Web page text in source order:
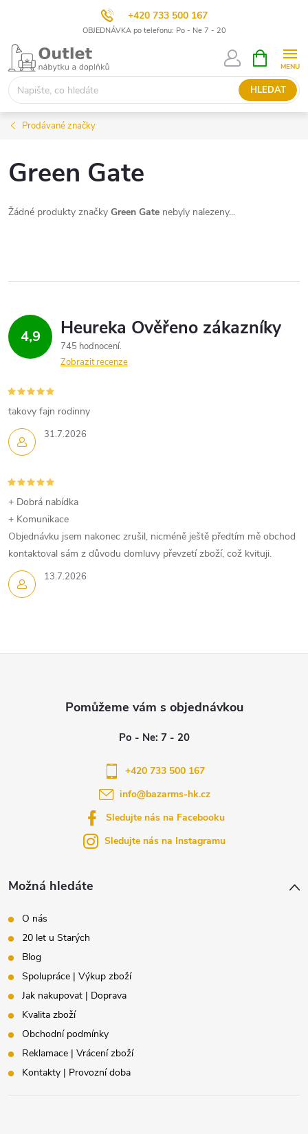
+420 733 500 167
OBJEDNÁVKA po telefonu: Po - Ne 7 - 20
Přejít
obsah
HLEDAT
NÁKUPNÍ
KOŠÍK
Prodávané značky
Green Gate
Žádné produkty značky Green Gate nebyly nalezeny...
4,9
745 hodnocení
Zobrazit recenze
31.7.2026
takovy fajn rodinny
13.7.2026
+ Dobrá nabídka
+ Komunikace
Objednávku jsem nakonec zrušil, nicméně ještě předtím mě obchod
kontaktoval sám z důvodu domluvy převzetí zboží, což kvituji.
Možná hledáte
O nás
20 let u Starých
Blog
Spolupráce | Výkup zboží
Jak nakupovat | Doprava
Kvalita zboží
Obchodní podmínky
Reklamace | Vrácení zboží
Kontakty | Provozní doba
info@bazarms-hk.cz
+420 733 500 167
Sledujte nás na Facebooku
Sledujte nás na Instagramu